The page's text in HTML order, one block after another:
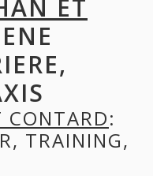
ET
CONTARD:
TRAINING,